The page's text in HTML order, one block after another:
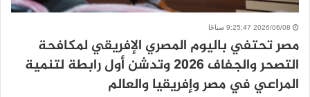
2026/06/08 9:25:47 صباحًا
مصر تحتفي باليوم المصري الإفريقي لمكافحة
التصحر والجفاف 2026 وتدشن أول رابطة لتنمية
المراعي في مصر وإفريقيا والعالم